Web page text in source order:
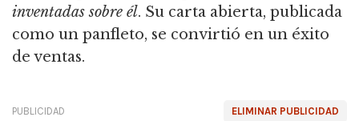
inventadas sobre él. Su carta abierta, publicada
como un panfleto, se convirtió en un éxito
de ventas.
ELIMINAR PUBLICIDAD
PUBLICIDAD